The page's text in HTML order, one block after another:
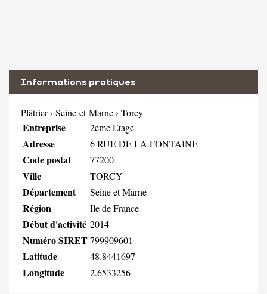
Informations pratiques
Plâtrier› Seine-et-Marne› Torcy
Entreprise 2eme Etage
Adresse 6 RUE DE LA FONTAINE
Code postal 77200
Ville TORCY
Département Seine et Marne
Région Ile de France
Début d'activité 2014
Numéro SIRET799909601
Latitude 48.8441697
Longitude 2.6533256